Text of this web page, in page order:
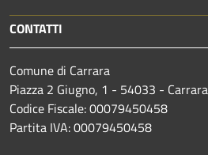
CONTATTI
Comune di Carrara
Piazza 2 Giugno, 1 - 54033 - Carrara
Codice Fiscale: 00079450458
Partita IVA: 00079450458